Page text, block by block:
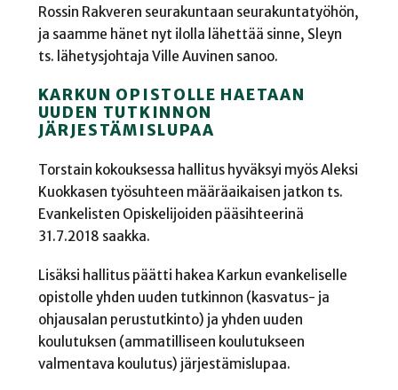
Rossin Rakveren seurakuntaan seurakuntatyöhön,
ja saamme hänet nyt ilolla lähettää sinne, Sleyn
ts. lähetysjohtaja Ville Auvinen sanoo.
KARKUN OPISTOLLE HAETAAN
UUDEN TUTKINNON
JÄRJESTÄMISLUPAA
Torstain kokouksessa hallitus hyväksyi myös Aleksi
Kuokkasen työsuhteen määräaikaisen jatkon ts.
Evankelisten Opiskelijoiden pääsihteerinä
31.7.2018 saakka.
Lisäksi hallitus päätti hakea Karkun evankeliselle
opistolle yhden uuden tutkinnon (kasvatus- ja
ohjausalan perustutkinto) ja yhden uuden
koulutuksen (ammatilliseen koulutukseen
valmentava koulutus) järjestämislupaa.